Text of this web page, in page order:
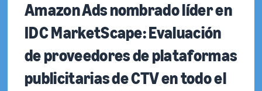
Amazon Ads nombrado líder en
IDC MarketScape: Evaluación
de proveedores de plataformas
publicitarias de CTV en todo el